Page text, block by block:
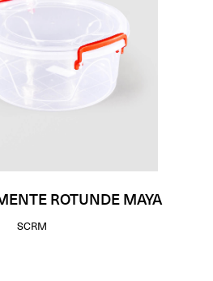
ROTUNDE MAYA
SCRM